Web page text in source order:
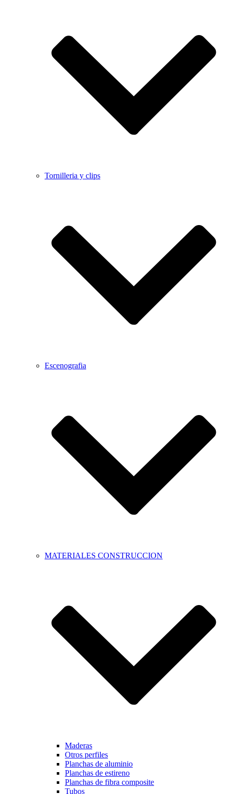
Tornilleria y clips
Escenografia
MATERIALES CONSTRUCCION
Maderas
Otros perfiles
Planchas de aluminio
Planchas de estireno
Planchas de fibra composite
Tubos